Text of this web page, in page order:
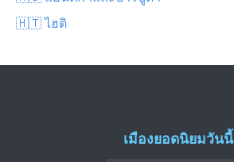
🇭🇹 ไฮติ
เมืองยอดนิยมวันนี้